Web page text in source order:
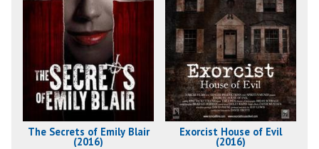
The Secrets of Emily Blair
(2016)
Exorcist House of Evil
(2016)